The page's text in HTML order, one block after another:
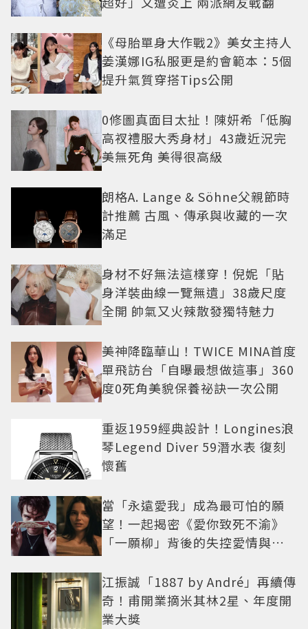
《母胎單身大作戰2》美女主持人
姜漢娜IG私服更是約會範本：5個
提升氣質穿搭Tips公開
0修圖真面目太扯！陳妍希「低胸
高衩禮服大秀身材」43歲近況完
美無死角 美得很高級
朗格A. Lange & Söhne父親節時
計推薦 古風、傳承與收藏的一次
滿足
身材不好無法這樣穿！倪妮「貼
身洋裝曲線一覽無遺」38歲尺度
全開 帥氣又火辣散發獨特魅力
美神降臨華山！TWICE MINA首度
單飛訪台「自曝最想做這事」360
度0死角美貌保養祕訣一次公開
重返1959經典設計！Longines浪
琴Legend Diver 59潛水表 復刻
懷舊
當「永遠愛我」成為最可怕的願
望！一起揭密《愛你致死不渝》
「一願柳」背後的失控愛情與爆
江振誠「1887 by André」再續傳
奇！甫開業摘米其林2星、年度開
業大獎